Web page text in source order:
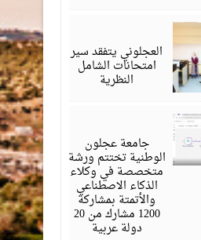
العجلوني يتفقد سير
امتحانات الشامل
النظرية
يوليو
2026
جامعة عجلون
الوطنية تختتم ورشة
متخصصة في وكلاء
الذكاء الاصطناعي
والأتمتة بمشاركة
1200 مشارك من 20
دولة عربية
يوليو
2026